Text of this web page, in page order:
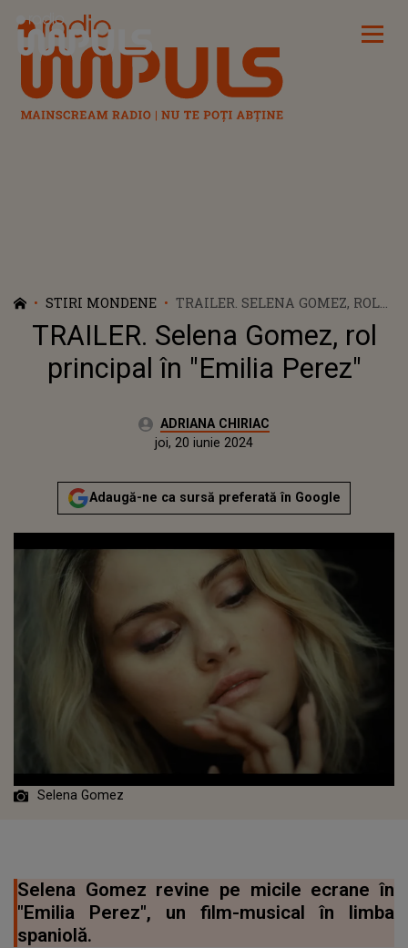
Radio Impuls
STIRI MONDENE
TRAILER. SELENA GOMEZ, ROL
PRINCIPAL ÎN "EMILIA PEREZ"
TRAILER. Selena Gomez, rol
principal în "Emilia Perez"
Autor:ADRIANA CHIRIAC
Publicat:
joi, 20 iunie 2024
Adaugă-ne ca sursă preferată în Google
Selena Gomez
Selena Gomez revine pe micile ecrane în
"Emilia Perez", un film-musical în limba
spaniolă.